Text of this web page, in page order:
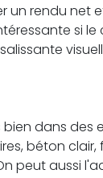
un rendu net
si le
bien dans des
béton
peut aussi